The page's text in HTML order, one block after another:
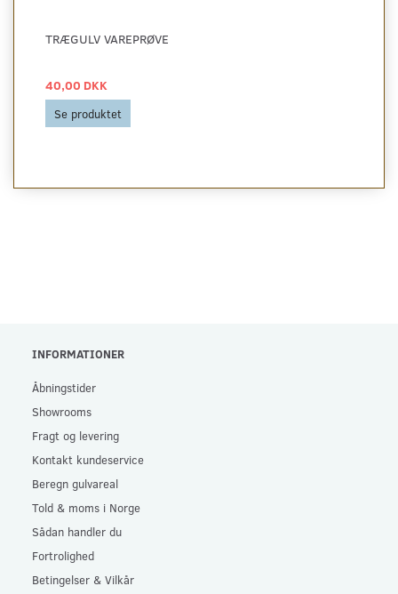
TRÆGULV VAREPRØVE
40,00 DKK
Se produktet
INFORMATIONER
Åbningstider
Showrooms
Fragt og levering
Kontakt kundeservice
Beregn gulvareal
Told & moms i Norge
Sådan handler du
Fortrolighed
Betingelser & Vilkår